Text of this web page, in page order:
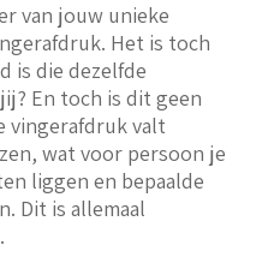
van jouw unieke
Het is toch
is die dezelfde
En toch is dit geen
vingerafdruk valt
wat voor persoon je
liggen en bepaalde
Dit is allemaal